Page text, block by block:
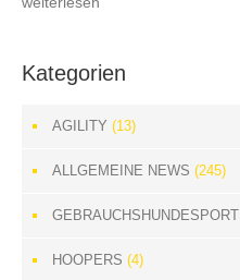
Kategorien
AGILITY (13)
ALLGEMEINE NEWS (245)
GEBRAUCHSHUNDESPORT
HOOPERS (4)